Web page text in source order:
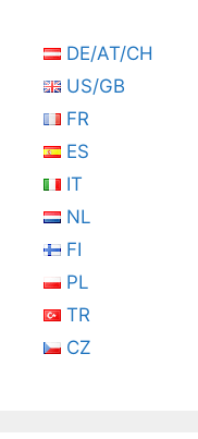
DE/AT/CH
US/GB
FR
ES
IT
NL
FI
PL
TR
CZ